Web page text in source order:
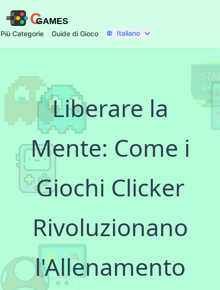
CGAMES
Più Categorie Guide di Gioco Italiano
Liberare la
Mente: Come i
Giochi Clicker
Rivoluzionano
l'Allenamento